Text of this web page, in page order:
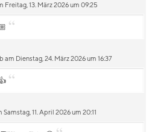
Freitag, 13. März 2026 um 09:25
“
am Dienstag, 24. März 2026 um 16:37
“
11. April 2026 um 20:11